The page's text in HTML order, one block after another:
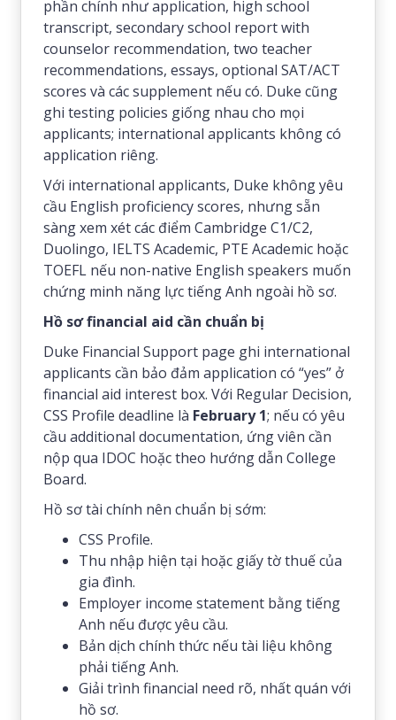
phần chính như application, high school
transcript, secondary school report with
counselor recommendation, two teacher
recommendations, essays, optional SAT/ACT
scores và các supplement nếu có. Duke cũng
ghi testing policies giống nhau cho mọi
applicants; international applicants không có
application riêng.
Với international applicants, Duke không yêu
cầu English proficiency scores, nhưng sẵn
sàng xem xét các điểm Cambridge C1/C2,
Duolingo, IELTS Academic, PTE Academic hoặc
TOEFL nếu non-native English speakers muốn
chứng minh năng lực tiếng Anh ngoài hồ sơ.
Hồ sơ financial aid cần chuẩn bị
Duke Financial Support page ghi international
applicants cần bảo đảm application có “yes” ở
financial aid interest box. Với Regular Decision,
CSS Profile deadline là February 1; nếu có yêu
cầu additional documentation, ứng viên cần
nộp qua IDOC hoặc theo hướng dẫn College
Board.
Hồ sơ tài chính nên chuẩn bị sớm:
CSS Profile.
Thu nhập hiện tại hoặc giấy tờ thuế của
gia đình.
Employer income statement bằng tiếng
Anh nếu được yêu cầu.
Bản dịch chính thức nếu tài liệu không
phải tiếng Anh.
Giải trình financial need rõ, nhất quán với
hồ sơ.